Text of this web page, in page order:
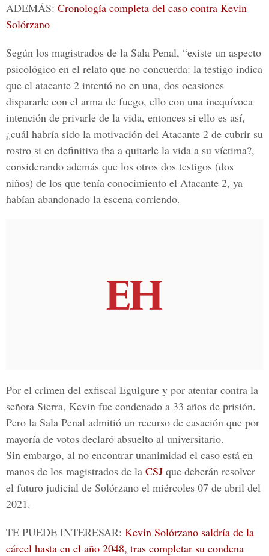
ADEMÁS: Cronología completa del caso contra Kevin
Solórzano
Según los magistrados de la Sala Penal, “existe un aspecto
psicológico en el relato que no concuerda: la testigo indica
que el atacante 2 intentó no en una, dos ocasiones
dispararle con el arma de fuego, ello con una inequívoca
intención de privarle de la vida, entonces si ello es así,
¿cuál habría sido la motivación del Atacante 2 de cubrir su
rostro si en definitiva iba a quitarle la vida a su víctima?,
considerando además que los otros dos testigos (dos
niños) de los que tenía conocimiento el Atacante 2, ya
habían abandonado la escena corriendo.
Por el crimen del exfiscal Eguigure y por atentar contra la
señora Sierra, Kevin fue condenado a 33 años de prisión.
Pero la Sala Penal admitió un recurso de casación que por
mayoría de votos declaró absuelto al universitario.
Sin embargo, al no encontrar unanimidad el caso está en
manos de los magistrados de la CSJ que deberán resolver
el futuro judicial de Solórzano el miércoles 07 de abril del
2021.
TE PUEDE INTERESAR: Kevin Solórzano saldría de la
cárcel hasta en el año 2048, tras completar su condena